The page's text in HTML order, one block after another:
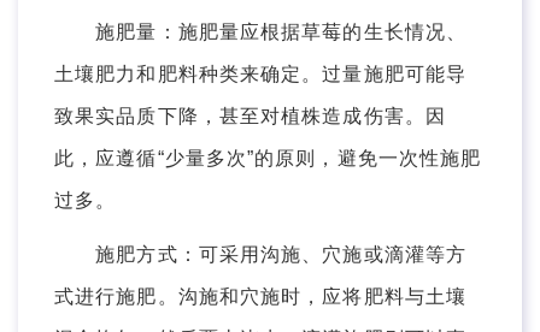
施肥量：施肥量应根据草莓的生长情况、
土壤肥力和肥料种类来确定。过量施肥可能导
致果实品质下降，甚至对植株造成伤害。因
此，应遵循“少量多次”的原则，避免一次性施肥
过多。
施肥方式：可采用沟施、穴施或滴灌等方
式进行施肥。沟施和穴施时，应将肥料与土壤